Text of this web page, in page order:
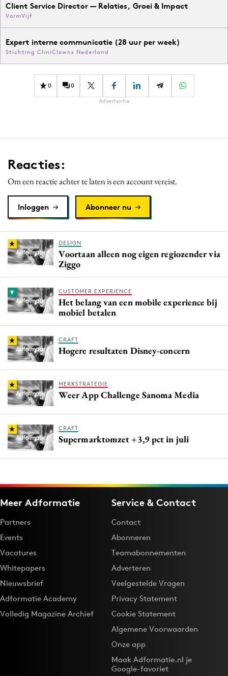
Client Service Director — Relaties, Groei & Impact
VormVijf
Expert interne communicatie (28 uur per week)
Stichting CliniClowns Nederland
0 0
Advertentie
Reacties:
Om een reactie achter te laten is een account vereist.
Inloggen Abonneer nu
DESIGN
Voortaan alleen nog eigen regiozender via
Ziggo
CUSTOMER EXPERIENCE
Het belang van een mobile experience bij
mobiel betalen
CRAFT
Hogere resultaten Disney-concern
MERKSTRATEGIE
Weer App Challenge Sanoma Media
CRAFT
Supermarktomzet +3,9 pct in juli
Meer Adformatie
Partners
Events
Vacatures
Whitepapers
Nieuwsbrief
Adformatie Academy
Volledig Magazine Archief
Service & Contact
Contact
Abonneren
Teamabonnementen
Adverteren
Veelgestelde Vragen
Privacy Statement
Cookie Statement
Algemene Voorwaarden
Onze app
Maak Adformatie.nl je
Google-favoriet